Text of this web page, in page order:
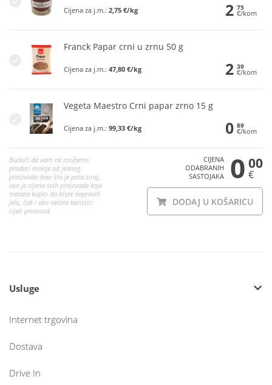
Cijena za j.m.: 2,75 €/kg 2 75
€/kom
Franck Papar crni u zrnu 50 g
Cijena za j.m.: 47,80 €/kg 2 39
€/kom
Vegeta Maestro Crni papar zrno 15 g
Cijena za j.m.: 99,33 €/kg 0 89
€/kom
Budući da vam ne možemo
prodati manje od jednog
proizvoda (kao što je pola sira),
ovo je cijena svih proizvoda koje
trebate kupiti da biste napravili
jelo, čak i ako nećete koristiti
cijeli proizvod.
CIJENA
ODABRANIH
SASTOJAKA
0 00
€
DODAJ U KOŠARICU
Usluge
Internet trgovina
Dostava
Drive In